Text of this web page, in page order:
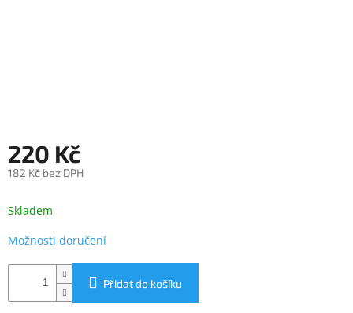
Rozšíření
záruk
Splátky
ESSOX
www.inpraise.cz
220 Kč
182 Kč bez DPH
cena:
Skladem
Možnosti doručení
Přidat do košíku